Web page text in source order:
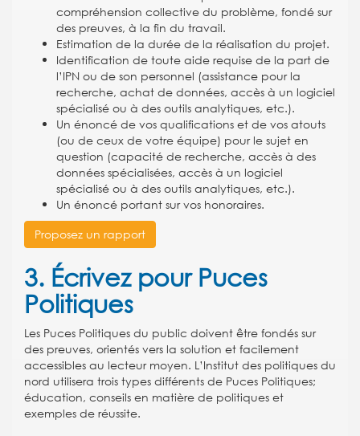
compréhension collective du problème, fondé sur
des preuves, à la fin du travail.
Estimation de la durée de la réalisation du projet.
Identification de toute aide requise de la part de
l’IPN ou de son personnel (assistance pour la
recherche, achat de données, accès à un logiciel
spécialisé ou à des outils analytiques, etc.).
Un énoncé de vos qualifications et de vos atouts
(ou de ceux de votre équipe) pour le sujet en
question (capacité de recherche, accès à des
données spécialisées, accès à un logiciel
spécialisé ou à des outils analytiques, etc.).
Un énoncé portant sur vos honoraires.
Proposez un rapport
3. Écrivez pour Puces
Politiques
Les Puces Politiques du public doivent être fondés sur
des preuves, orientés vers la solution et facilement
accessibles au lecteur moyen. L’Institut des politiques du
nord utilisera trois types différents de Puces Politiques;
éducation, conseils en matière de politiques et
exemples de réussite.